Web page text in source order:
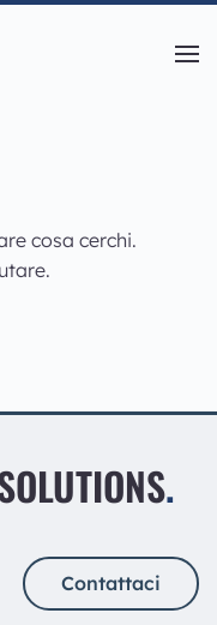
cosa cerchi.
.
Contattaci